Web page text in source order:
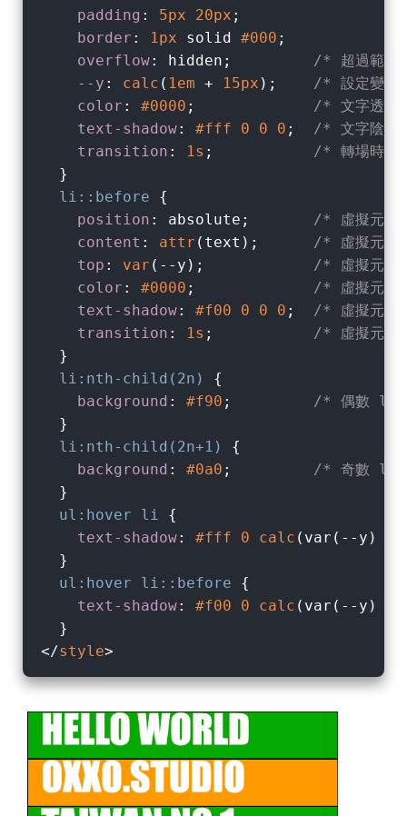
padding : 5px 20px ;
border : 1px solid #000 ;
overflow: hidden; /* 超過範圍
--y : calc ( 1em + 15px ); /* 設定變數
color : #0000 ; /* 文字透明
text-shadow: #fff 0 0 0 ; /* 文字陰影
transition : 1s ; /* 轉場時
  }
li ::before {
position : absolute; /* 虛擬元素
content : attr (text); /* 虛擬元
top : var (--y); /* 虛擬元素
color : #0000 ; /* 虛擬元素
text-shadow: #f00 0 0 0 ; /* 虛擬元素
transition : 1s ; /* 虛擬元素
  }
li :nth-child(2n)
{
background : #f90 ; /* 偶數 li
  }
li :nth-child(2n+1)
{
background : #0a0 ; /* 奇數 li
  }
ul :hover li {
text-shadow: #fff 0 calc (var(--y) *
  }
ul :hover li ::before {
text-shadow: #f00 0 calc (var(--y) *
</style>